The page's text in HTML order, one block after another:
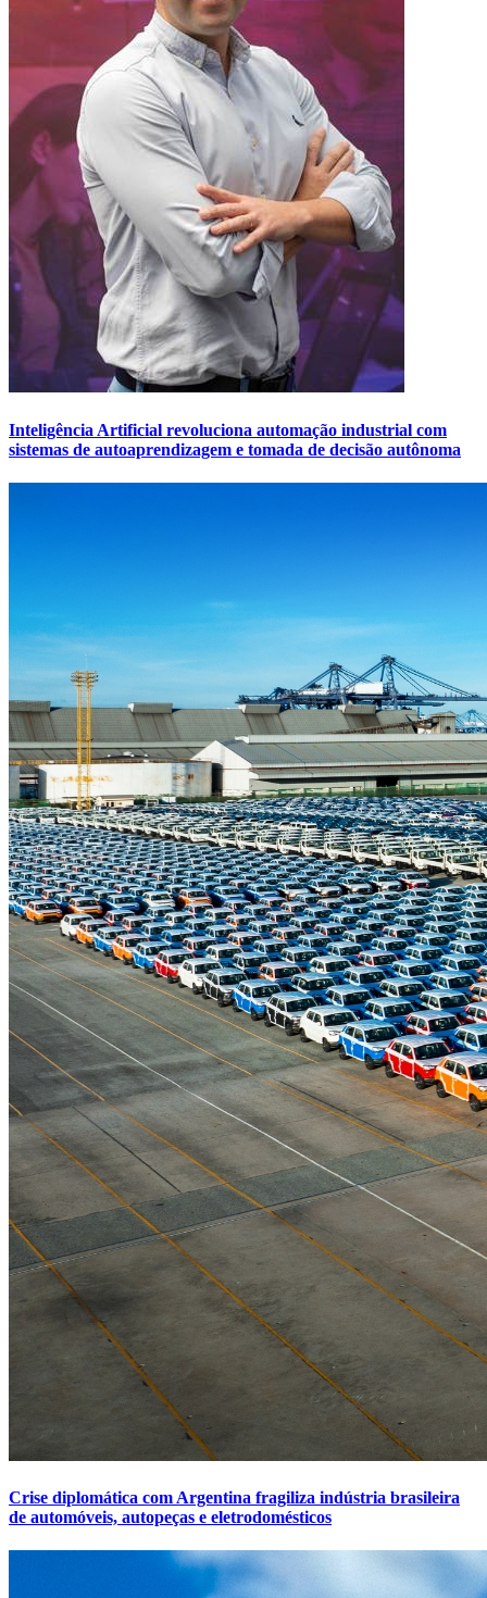
Inteligência Artificial revoluciona automação industrial com
sistemas de autoaprendizagem e tomada de decisão autônoma
Crise diplomática com Argentina fragiliza indústria brasileira
de automóveis, autopeças e eletrodomésticos